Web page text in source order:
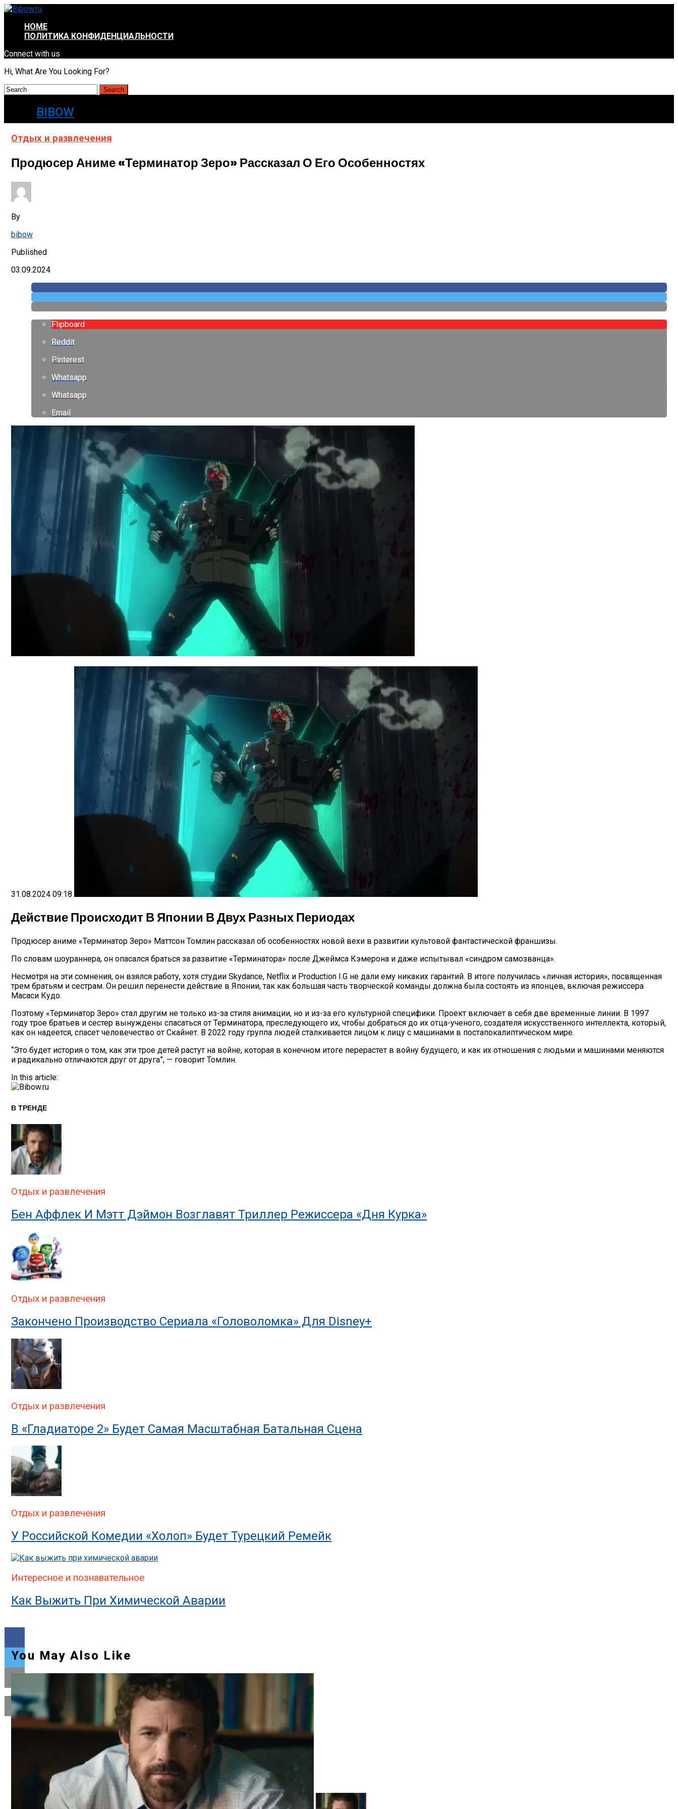
HOME
ПОЛИТИКА КОНФИДЕНЦИАЛЬНОСТИ
Connect with us
Hi, What Are You Looking For?
BIBOW
Отдых и развлечения
Продюсер Аниме «Терминатор Зеро» Рассказал О Его Особенностях
By
bibow
Published
03.09.2024
Flipboard
Reddit
Pinterest
Whatsapp
Whatsapp
Email
31.08.2024 09:18
Действие Происходит В Японии В Двух Разных Периодах
Продюсер аниме «Терминатор Зеро» Маттсон Томлин рассказал об особенностях новой вехи в развитии культовой фантастической франшизы.
По словам шоураннера, он опасался браться за развитие «Терминатора» после Джеймса Кэмерона и даже испытывал «синдром самозванца».
Несмотря на эти сомнения, он взялся работу, хотя студии Skydance, Netflix и Production I.G не дали ему никаких гарантий. В итоге получилась «личная история», посвященная
трем братьям и сестрам. Он решил перенести действие в Японии, так как большая часть творческой команды должна была состоять из японцев, включая режиссера
Масаси Кудо.
Поэтому «Терминатор Зеро» стал другим не только из-за стиля анимации, но и из-за его культурной специфики. Проект включает в себя две временные линии. В 1997
году трое братьев и сестер вынуждены спасаться от Терминатора, преследующего их, чтобы добраться до их отца-ученого, создателя искусственного интеллекта, который,
как он надеется, спасет человечество от Скайнет. В 2022 году группа людей сталкивается лицом к лицу с машинами в постапокалиптическом мире.
“Это будет история о том, как эти трое детей растут на войне, которая в конечном итоге перерастет в войну будущего, и как их отношения с людьми и машинами меняются
и радикально отличаются друг от друга”, — говорит Томлин.
In this article:
В ТРЕНДЕ
Отдых и развлечения
Бен Аффлек И Мэтт Дэймон Возглавят Триллер Режиссера «Дня Курка»
Отдых и развлечения
Закончено Производство Сериала «Головоломка» Для Disney+
Отдых и развлечения
В «Гладиаторе 2» Будет Самая Масштабная Батальная Сцена
Отдых и развлечения
У Российской Комедии «Холоп» Будет Турецкий Ремейк
Интересное и познавательное
Как Выжить При Химической Аварии
Flipboard
Reddit
Whatsapp
You May Also Like